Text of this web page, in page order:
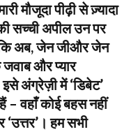
मौजूदा पीढ़ी से ज़्यादा
सच्ची अपील उन पर
अब, जेन जीऔर जेन
और प्यार
अंग्रेज़ी में ‘डिबेट’
– वहाँ कोई बहस नहीं
‘उत्तर’। हम सभी